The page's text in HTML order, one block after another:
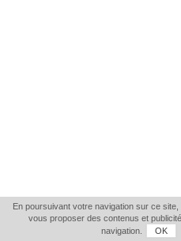
En poursuivant votre navigation sur ce
vous proposer des contenus et
navigation.
OK